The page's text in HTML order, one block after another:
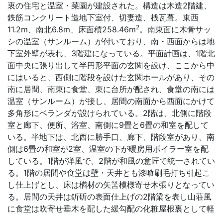
衷の住宅と温室・菜園が建設された。構造は木造2階建、
鉄筋コンクリート造地下室付、切妻造、桟瓦葺。東西
11.2m、南北6.8m、床面積258.46m2。南東面に木骨サッ
シの温室（サンルーム）が付いており、南・西面からは地
下室外壁が表れ、3階建になっている。平面計画は、1階北
面中央に張り出して半円形平面の玄関を設け、ここから中
にはいると、西側に階段を設けた玄関ホールがあり、その
南に居間、南東に食堂、東に台所が配され、食堂の南には
温室（サンルーム）が接し、居間の南面から西面にかけて
多角形にベランダが設けられている。2階は、北側に階段
室と廊下、便所、浴室、南側に9畳と6畳の和室を配して
いる。半地下は、北西に勝手口、廊下、階段室があり、南
側は6畳の和室が2室、温室の下が暖房用ボイラー室を配
している。1階が洋風で、2階が和風の意匠で統一されてい
る。1階の居間や食堂は壁・天井とも漆喰刷毛打ち引起こ
し仕上げとし、床は楢材の矢筈模様寄せ木張りとなってい
る。居間の天井は釿斫の表面仕上げの2階梁を表し山荘風
に食堂は吹寄せ垂木を配した緩勾配の化粧屋根裏として軽